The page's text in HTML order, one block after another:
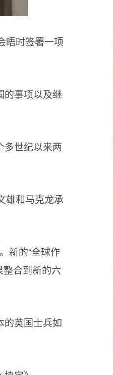
晤时签署一项
的事项以及继
多世纪以来两
雄和马克龙承
新的“全球作
合到新的六
的英国士兵如